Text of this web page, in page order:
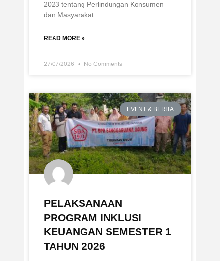
2023 tentang Perlindungan Konsumen
dan Masyarakat
READ MORE »
27/07/2026 No Comments
EVENT & BERITA
PELAKSANAAN
PROGRAM INKLUSI
KEUANGAN SEMESTER 1
TAHUN 2026